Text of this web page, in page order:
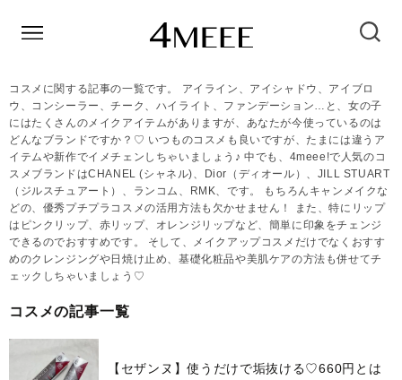
コスメに関する記事の一覧です。 アイライン、アイシャドウ、アイブロ
ウ、コンシーラー、チーク、ハイライト、ファンデーション…と、女の子
にはたくさんのメイクアイテムがありますが、あなたが今使っているのは
どんなブランドですか？♡ いつものコスメも良いですが、たまには違うア
イテムや新作でイメチェンしちゃいましょう♪ 中でも、4meee!で人気のコ
スメブランドはCHANEL (シャネル)、Dior（ディオール）、JILL STUART
（ジルスチュアート）、ランコム、RMK、です。 もちろんキャンメイクな
どの、優秀プチプラコスメの活用方法も欠かせません！ また、特にリップ
はピンクリップ、赤リップ、オレンジリップなど、簡単に印象をチェンジ
できるのでおすすめです。 そして、メイクアップコスメだけでなくおすす
めのクレンジングや日焼け止め、基礎化粧品や美肌ケアの方法も併せてチ
ェックしちゃいましょう♡
コスメの記事一覧
【セザンヌ】使うだけで垢抜ける♡660円とは